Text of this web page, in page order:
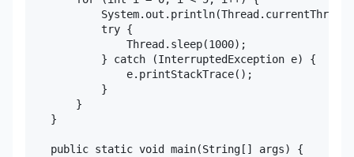
            try {
                Thread.sleep(1000);
            } catch (InterruptedException e) {
                e.printStackTrace();
            }
        }
    }
    public static void main(String[] args) {